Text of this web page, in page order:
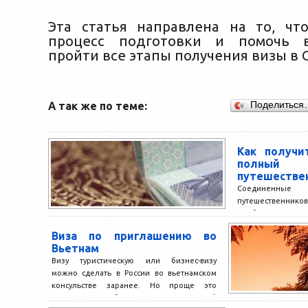
Эта статья направлена на то,
процесс подготовки и помочь
пройти все этапы получения визы в
А так же по теме:
Как
Соединенные
необъятными
ландшафтов и
удивительную
Виза по приглашению во
Вьетнам
Визу туристическую или бизнес-визу
можно сделать в России во вьетнамском
консульстве заранее. Но проще это
сделать, прибыв во вьетнамский